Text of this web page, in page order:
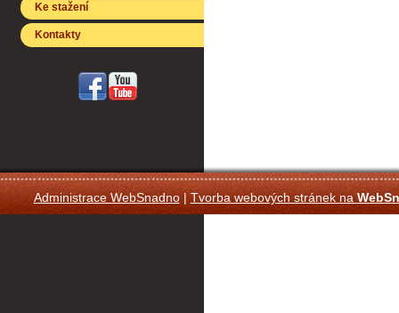
Ke stažení
Kontakty
Administrace WebSnadno|Tvorba webových stránek na